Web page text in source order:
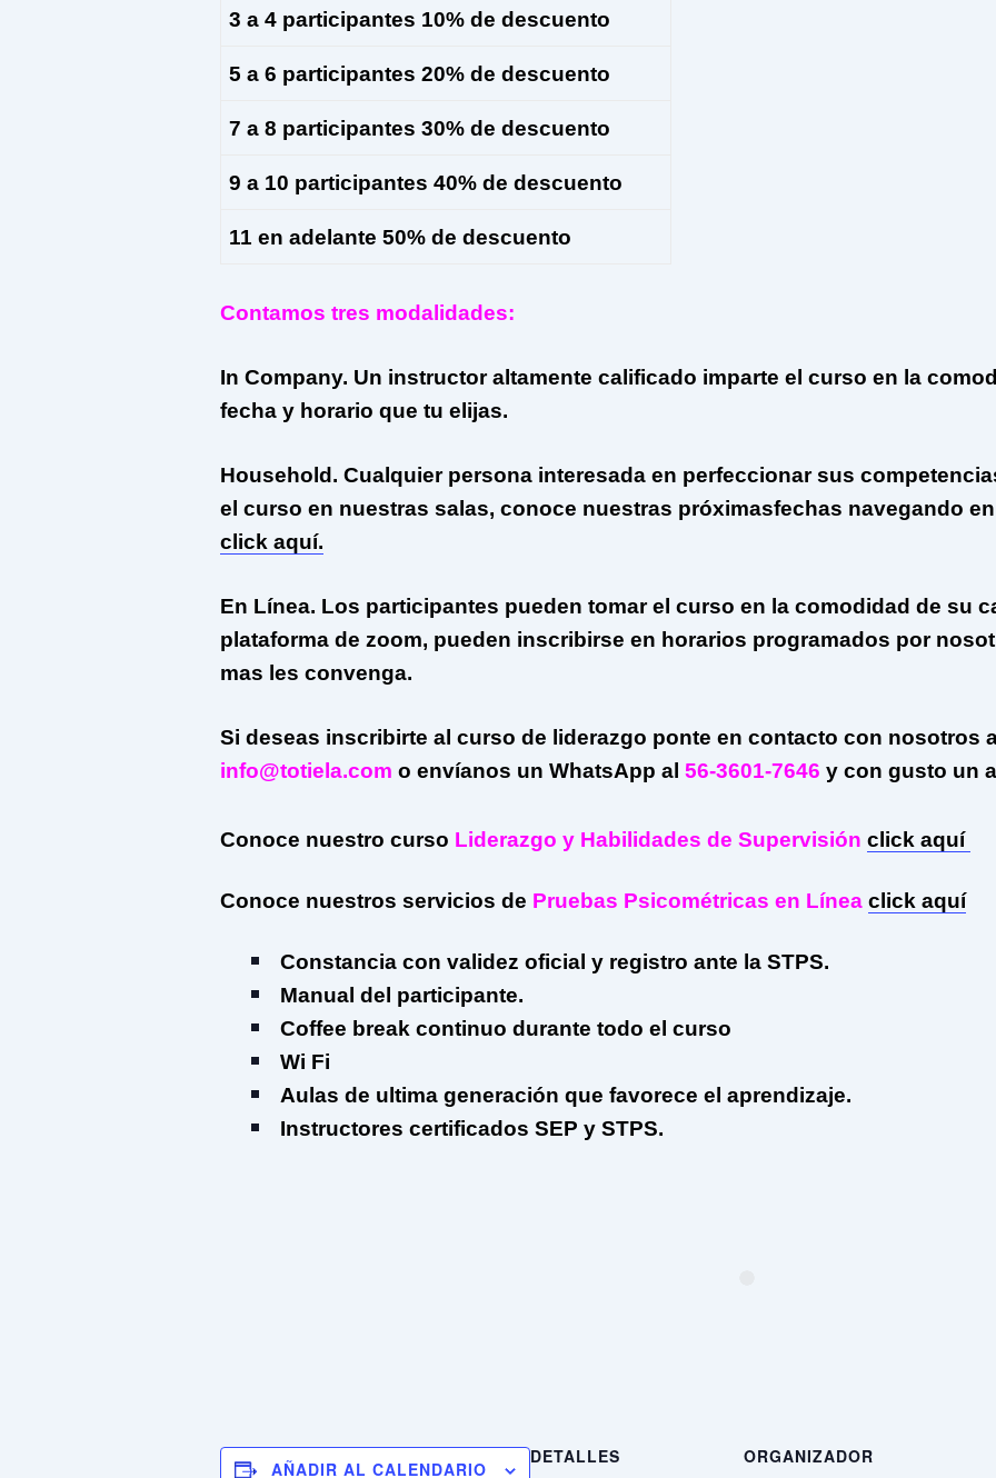
3 a 4 participantes 10% de descuento
5 a 6 participantes 20% de descuento
7 a 8 participantes 30% de descuento
9 a 10 participantes 40% de descuento
11 en adelante 50% de descuento
Contamos tres modalidades:
In Company. Un instructor altamente calificado imparte el curso en la
fecha y horario que tu elijas.
Household. Cualquier persona interesada en perfeccionar sus
el curso en nuestras salas, conoce nuestras próximasfechas navegando
click aquí.
En Línea. Los participantes pueden tomar el curso en la comodidad de su
plataforma de zoom, pueden inscribirse en horarios programados por
mas les convenga.
Si deseas inscribirte al curso de liderazgo ponte en contacto con nosotros
info@totiela.com o envíanos un WhatsApp al 56-3601-7646 y con gusto un
Conoce nuestro curso Liderazgo y Habilidades de Supervisión click aquí
Conoce nuestros servicios de Pruebas Psicométricas en Línea click aquí
Constancia con validez oficial y registro ante la STPS.
Manual del participante.
Coffee break continuo durante todo el curso
Wi Fi
Aulas de ultima generación que favorece el aprendizaje.
Instructores certificados SEP y STPS.
AÑADIR AL CALENDARIO
DETALLES
ORGANIZADOR